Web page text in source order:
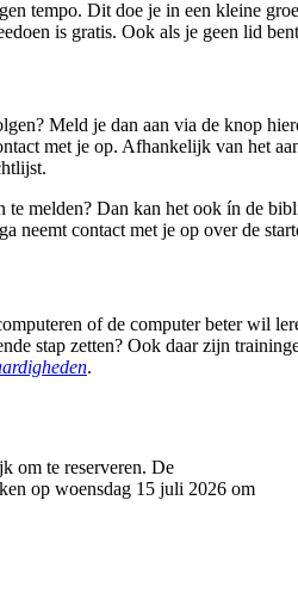
tempo. Dit doe je in een kleine
is gratis. Ook als je geen lid
Meld je dan aan via de knop
met je op. Afhankelijk van het
te melden? Dan kan het ook ín de
neemt contact met je op over de
of de computer beter wil
stap zetten? Ook daar zijn
.
om te reserveren. De
op woensdag 15 juli 2026 om